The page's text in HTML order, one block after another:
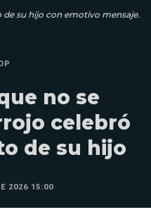
su hijo con emotivo mensaje.
no se
celebró
de su hijo
2026 15:00